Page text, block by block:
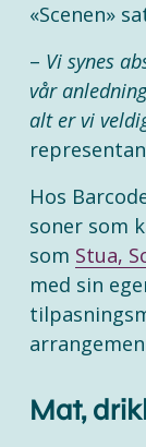
«Scenen»
– Vi synes
vår
alt er vi
Hos
soner som
som Stua,
med sin
Mat,